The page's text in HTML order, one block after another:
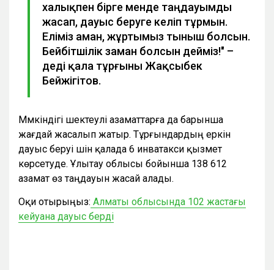
халықпен бірге менде таңдауымды
жасап, дауыс беруге келіп тұрмын.
Еліміз аман, жұртымыз тыныш болсын.
Бейбітшілік заман болсын дейміз!" –
деді қала тұрғыны Жақсыбек
Бейжігітов.
Мүмкіндігі шектеулі азаматтарға да барынша
жағдай жасалып жатыр. Тұрғындардың еркін
дауыс беруі үшін қалада 6 инватакси қызмет
көрсетуде. Ұлытау облысы бойынша 138 612
азамат өз таңдауын жасай алады.
Оқи отырыңыз: Алматы облысында 102 жастағы
кейуана дауыс берді